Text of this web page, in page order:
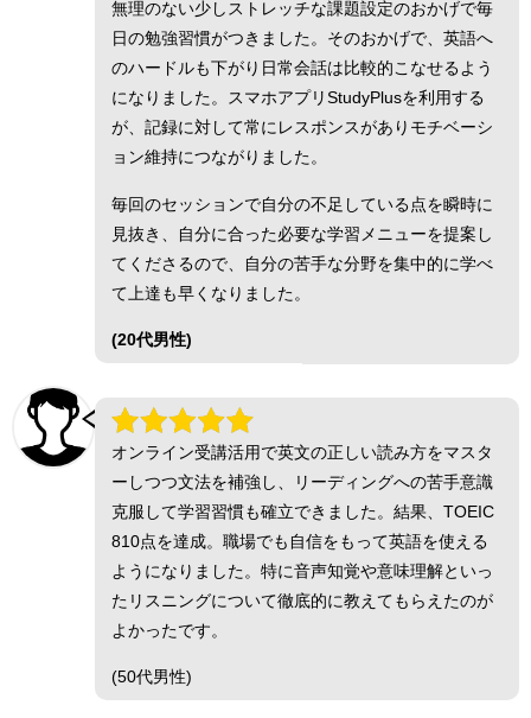
無理のない少しストレッチな課題設定のおかげで毎
日の勉強習慣がつきました。そのおかげで、英語へ
のハードルも下がり日常会話は比較的こなせるよう
になりました。スマホアプリStudyPlusを利用する
が、記録に対して常にレスポンスがありモチベーシ
ョン維持につながりました。
毎回のセッションで自分の不足している点を瞬時に
見抜き、自分に合った必要な学習メニューを提案し
てくださるので、自分の苦手な分野を集中的に学べ
て上達も早くなりました。
(20代男性)
オンライン受講活用で英文の正しい読み方をマスタ
ーしつつ文法を補強し、リーディングへの苦手意識
克服して学習習慣も確立できました。結果、TOEIC
810点を達成。職場でも自信をもって英語を使える
ようになりました。特に音声知覚や意味理解といっ
たリスニングについて徹底的に教えてもらえたのが
よかったです。
(50代男性)